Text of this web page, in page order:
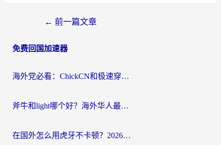
导
← 前一篇文章
免费回国加速器
海外党必看：ChickCN和极速穿梭VPN好用吗？3招教你选对回国加速器无缝刷国内资源
斧牛和light哪个好？海外华人最关心的回国加速器选择难题，一篇讲透
在国外怎么用虎牙不卡顿？2026海外华人亲测有效的回国加速器选择指南